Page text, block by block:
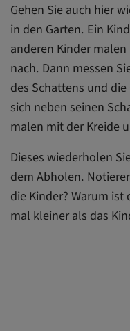
Gehen Sie auch hier
in den Garten. Ein
anderen Kinder
nach. Dann messen
des Schattens und
sich neben seinen
malen mit der Kreide
Dieses wiederholen
dem Abholen.
die Kinder? Warum
mal kleiner als das